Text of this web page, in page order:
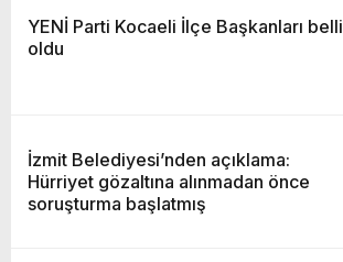
YENİ Parti Kocaeli İlçe Başkanları belli
oldu
İzmit Belediyesi’nden açıklama:
Hürriyet gözaltına alınmadan önce
soruşturma başlatmış